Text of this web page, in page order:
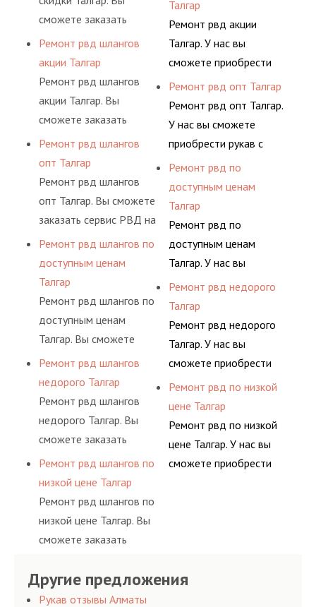
комплексного
гидросистем Вашего
предприятия.
сможете заказать
сервис РВД на разовой
основе либо на
условиях
долговременного
комплексного
гидросистем Вашего
предприятия.
Ремонт рвд шлангов
акции Талгар
Ремонт рвд шлангов
акции Талгар. Вы
сможете заказать
сервис РВД на разовой
основе либо на
условиях
долговременного
комплексного
гидросистем Вашего
предприятия.
Ремонт рвд шлангов
опт Талгар
Ремонт рвд шлангов
опт Талгар. Вы сможете
заказать сервис РВД на
разовой основе либо на
условиях
долговременного
комплексного
обслуживания
гидросистем Вашего
Ремонт рвд шлангов по
доступным ценам
Талгар
Ремонт рвд шлангов по
доступным ценам
Талгар. Вы сможете
заказать сервис РВД на
разовой основе либо на
условиях
долговременного
комплексного
гидросистем Вашего
предприятия.
Ремонт рвд шлангов
недорого Талгар
Ремонт рвд шлангов
недорого Талгар. Вы
сможете заказать
сервис РВД на разовой
основе либо на
условиях
долговременного
комплексного
предприятия.
Ремонт рвд шлангов по
низкой цене Талгар
Ремонт рвд шлангов по
низкой цене Талгар. Вы
сможете заказать
основе либо на
условиях
шлангов производится
высококвалифицирован
ными спецами, которые
помогут решить любую
сложную задачу.
комплектующими,
АДЫМ Инжиниринг
предлагает ремонт
давления. Ремонт
шлангов производится
ными спецами, которые
помогут решить любую
сложную задачу.
Талгар
Ремонт рвд акции
Талгар. У нас вы
сможете приобрести
рукав с разными
фитингами и
комплектующими,
АДЫМ Инжиниринг
шлангов высокого
давления. Ремонт
шлангов производится
высококвалифицирован
ными спецами, которые
помогут решить любую
сложную задачу.
Ремонт рвд опт Талгар
Ремонт рвд опт Талгар.
У нас вы сможете
приобрести рукав с
разными фитингами и
комплектующими,
АДЫМ Инжиниринг
предлагает ремонт
шлангов высокого
давления. Ремонт
высококвалифицирован
ными спецами, которые
помогут решить любую
сложную задачу.
Ремонт рвд по
доступным ценам
Талгар
Ремонт рвд по
доступным ценам
Талгар. У нас вы
сможете приобрести
рукав с разными
фитингами и
комплектующими,
АДЫМ Инжиниринг
шлангов высокого
давления. Ремонт
шлангов производится
высококвалифицирован
ными спецами, которые
Ремонт рвд недорого
Талгар
Ремонт рвд недорого
Талгар. У нас вы
сможете приобрести
рукав с разными
фитингами и
комплектующими,
АДЫМ Инжиниринг
предлагает ремонт
Ремонт рвд по низкой
цене Талгар
Ремонт рвд по низкой
цене Талгар. У нас вы
сможете приобрести
шлангов высокого
Другие предложения
Рукав отзывы Алматы